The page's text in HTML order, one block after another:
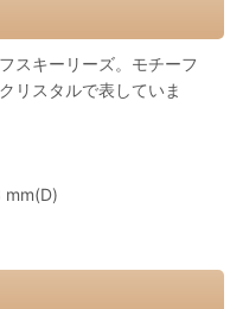
スキーリーズ。モチーフ
リスタルで表していま
mm(D)